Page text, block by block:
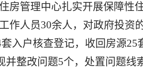
房管理中心扎实开展保障性
作人员30余人，对政府投资
套入户核查登记，收回房源25
并整改问题5个，处置问题线